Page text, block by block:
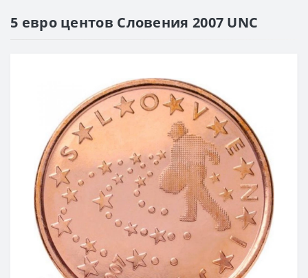
5 евро центов Словения 2007 UNC